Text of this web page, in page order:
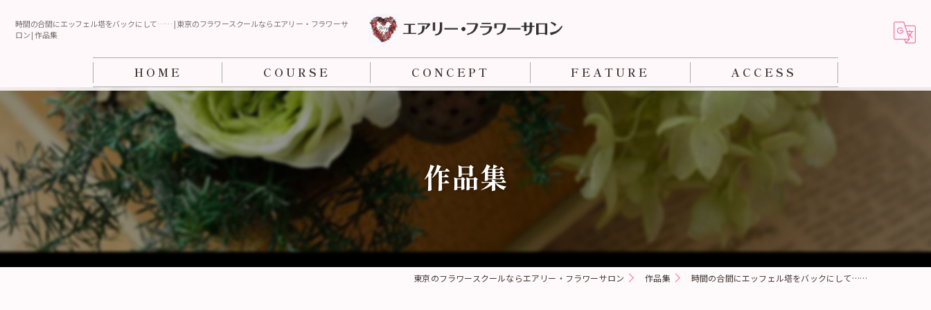
時間の合間にエッフェル塔をバックにして…… | 東京のフラワースクールならエアリー・フラワーサ
ロン | 作品集
HOME COURSE
英・仏（ビギナー）コース
カルチャーコース
CONCEPT FEATURE
フラワーアレンジメント教室
フラワーデザイン
NFD資格検定
フラワー装飾技能士
ACCESS
作品集
東京のフラワースクールならエアリー・フラワーサロン 作品集 時間の合間にエッフェル塔をバックにして……